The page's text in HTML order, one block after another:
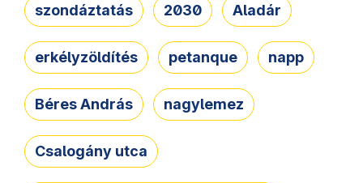
szondáztatás 2030 Aladár
erkélyzöldítés petanque napp
Béres András nagylemez
Csalogány utca